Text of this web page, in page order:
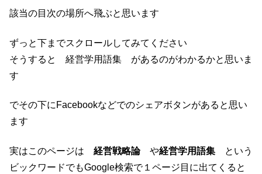
該当の目次の場所へ飛ぶと思います
ずっと下までスクロールしてみてください
そうすると 経営学用語集 があるのがわかるかと思いま
す
でその下にFacebookなどでのシェアボタンがあると思い
ます
実はこのページは 経営戦略論や経営学用語集 という
ビックワードでもGoogle検索で１ページ目に出てくると